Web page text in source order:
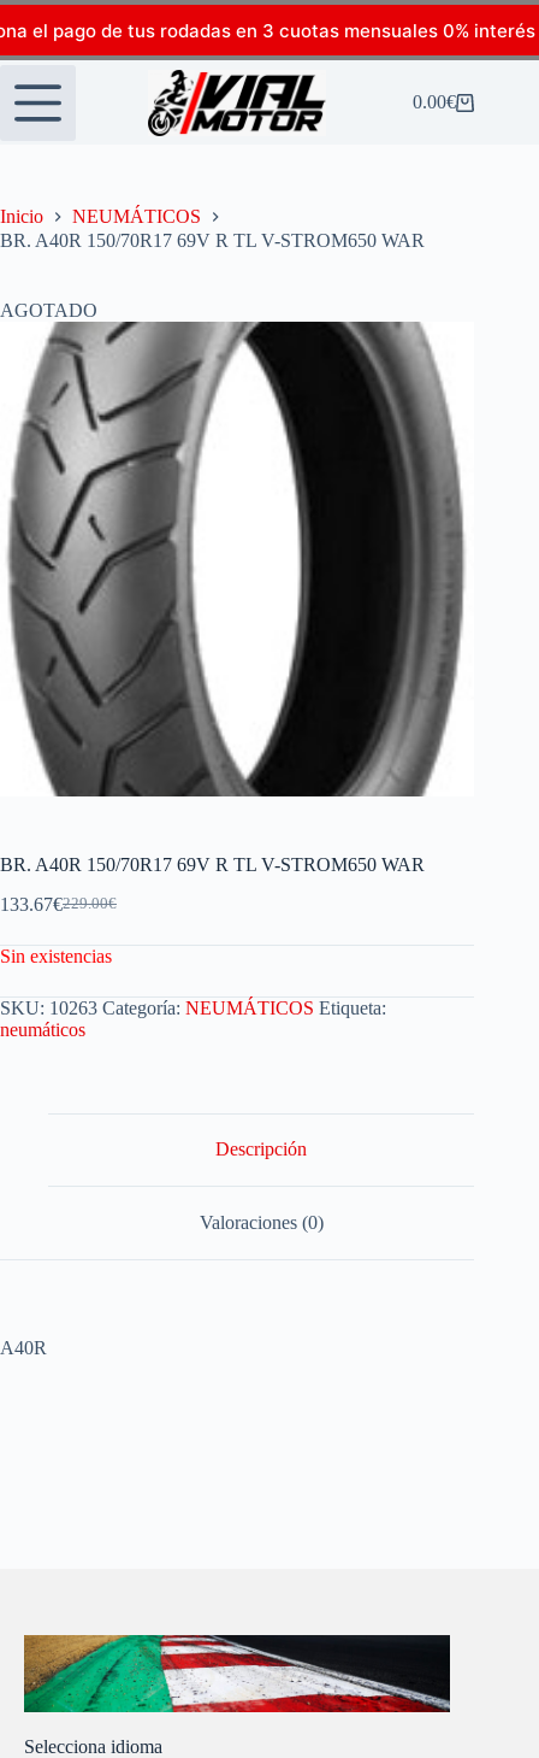
el pago de tus rodadas en 3 cuotas mensuales 0% interés
0.00€
Inicio
NEUMÁTICOS
BR. A40R 150/70R17 69V R TL V-STROM650 WAR
AGOTADO
BR. A40R 150/70R17 69V R TL V-STROM650 WAR
229.00€
133.67€
Sin existencias
SKU: 10263 Categoría: NEUMÁTICOS Etiqueta:
neumáticos
Descripción
Valoraciones (0)
A40R
Selecciona idioma